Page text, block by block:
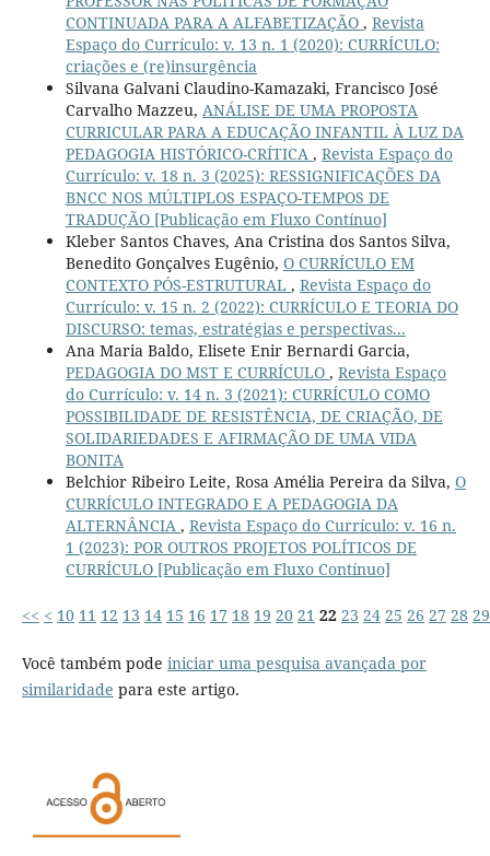
CONTINUADA PARA A ALFABETIZAÇÃO , Revista
Espaço do Currículo: v. 13 n. 1 (2020): CURRÍCULO:
criações e (re)insurgência
Silvana Galvani Claudino-Kamazaki, Francisco José
Carvalho Mazzeu, ANÁLISE DE UMA PROPOSTA
CURRICULAR PARA A EDUCAÇÃO INFANTIL À LUZ DA
PEDAGOGIA HISTÓRICO-CRÍTICA , Revista Espaço do
Currículo: v. 18 n. 3 (2025): RESSIGNIFICAÇÕES DA
BNCC NOS MÚLTIPLOS ESPAÇO-TEMPOS DE
TRADUÇÃO [Publicação em Fluxo Contínuo]
Kleber Santos Chaves, Ana Cristina dos Santos Silva,
Benedito Gonçalves Eugênio, O CURRÍCULO EM
CONTEXTO PÓS-ESTRUTURAL , Revista Espaço do
Currículo: v. 15 n. 2 (2022): CURRÍCULO E TEORIA DO
DISCURSO: temas, estratégias e perspectivas...
Ana Maria Baldo, Elisete Enir Bernardi Garcia,
PEDAGOGIA DO MST E CURRÍCULO , Revista Espaço
do Currículo: v. 14 n. 3 (2021): CURRÍCULO COMO
POSSIBILIDADE DE RESISTÊNCIA, DE CRIAÇÃO, DE
SOLIDARIEDADES E AFIRMAÇÃO DE UMA VIDA
BONITA
Belchior Ribeiro Leite, Rosa Amélia Pereira da Silva, O
CURRÍCULO INTEGRADO E A PEDAGOGIA DA
ALTERNÂNCIA , Revista Espaço do Currículo: v. 16 n.
1 (2023): POR OUTROS PROJETOS POLÍTICOS DE
CURRÍCULO [Publicação em Fluxo Contínuo]
<< < 10 11 12 13 14 15 16 17 18 19 20 21 22 23 24 25 26 27 28 29
Você também pode iniciar uma pesquisa avançada por
similaridade para este artigo.